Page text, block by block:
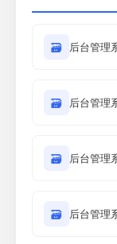
🗃 后台管理
🗃 后台管理
🗃 后台管理
🗃 后台管理